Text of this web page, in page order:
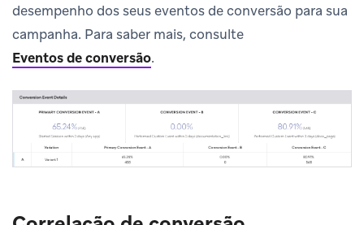
desempenho dos seus eventos de conversão para sua
campanha. Para saber mais, consulte
Eventos de conversão.